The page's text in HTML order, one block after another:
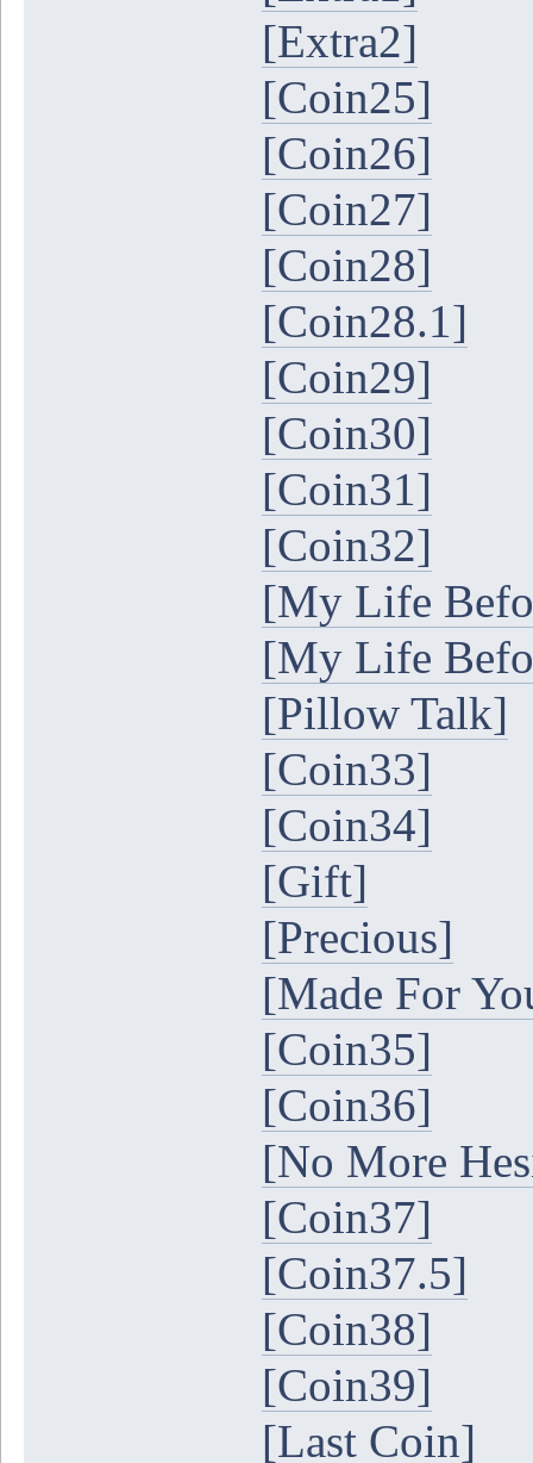
[Extra2]
[Coin25]
[Coin26]
[Coin27]
[Coin28]
[Coin28.1]
[Coin29]
[Coin30]
[Coin31]
[Coin32]
[My Life
[My Life
[Pillow Talk]
[Coin33]
[Coin34]
[Gift]
[Precious]
[Made For
[Coin35]
[Coin36]
[No More
[Coin37]
[Coin37.5]
[Coin38]
[Coin39]
[Last Coin]